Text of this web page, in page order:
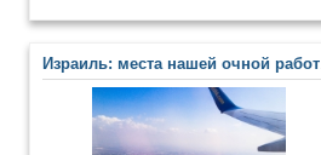
Израиль: места нашей очной работы в Центре. Сакральные места Земли Обетованной